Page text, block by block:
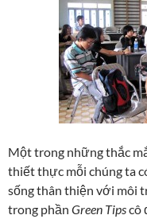
Một trong những thắc
thiết thực mỗi chúng ta
sống thân thiện với môi
trong phần Green Tipscô